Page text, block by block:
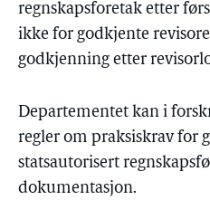
regnskapsforetak etter
ikke for godkjente
godkjenning etter
Departementet kan i
regler om praksiskrav for
statsautorisert
dokumentasjon.